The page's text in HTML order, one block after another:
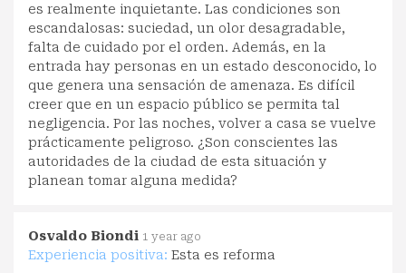
es realmente inquietante. Las condiciones son
escandalosas: suciedad, un olor desagradable,
falta de cuidado por el orden. Además, en la
entrada hay personas en un estado desconocido, lo
que genera una sensación de amenaza. Es difícil
creer que en un espacio público se permita tal
negligencia. Por las noches, volver a casa se vuelve
prácticamente peligroso. ¿Son conscientes las
autoridades de la ciudad de esta situación y
planean tomar alguna medida?
Osvaldo Biondi 1 year ago
Experiencia positiva: Esta es reforma